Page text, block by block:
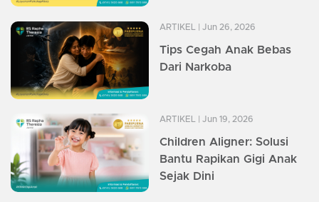
ARTIKEL | Jun 26, 2026
Tips Cegah Anak Bebas
Dari Narkoba
ARTIKEL | Jun 19, 2026
Children Aligner: Solusi
Bantu Rapikan Gigi Anak
Sejak Dini